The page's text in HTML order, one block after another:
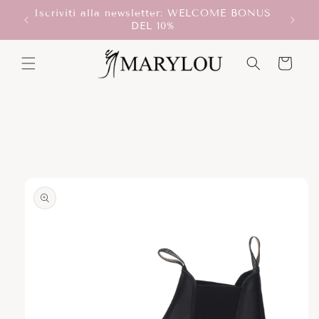
direttamente
Iscriviti alla newsletter: WELCOME BONUS
DEL 10%
Carrello